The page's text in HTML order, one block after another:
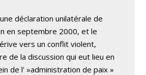
déclaration unilatérale de
en septembre 2000, et le
vers un conflit violent,
de la discussion qui eut lieu en
de l' »administration de paix »